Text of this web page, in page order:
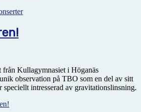
från Kullagymnasiet i Höganäs
observation på TBO som en del av sitt
speciellt intresserad av gravitationslinsning.